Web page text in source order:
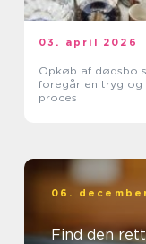
03. april 2026
Opkøb af dødsbo sådan
foregår en tryg og
proces
06.
Find den